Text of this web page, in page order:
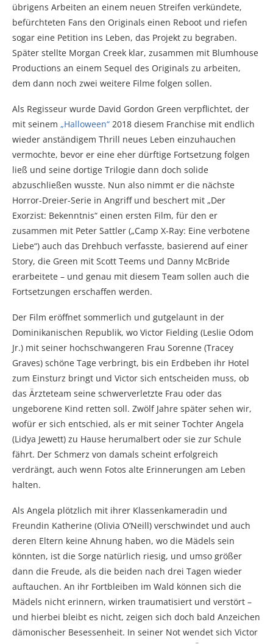
übrigens Arbeiten an einem neuen Streifen verkündete,
befürchteten Fans den Originals einen Reboot und riefen
sogar eine Petition ins Leben, das Projekt zu begraben.
Später stellte Morgan Creek klar, zusammen mit Blumhouse
Productions an einem Sequel des Originals zu arbeiten,
dem dann noch zwei weitere Filme folgen sollen.
Als Regisseur wurde David Gordon Green verpflichtet, der
mit seinem „Halloween“ 2018 diesem Franchise mit endlich
wieder anständigem Thrill neues Leben einzuhauchen
vermochte, bevor er eine eher dürftige Fortsetzung folgen
ließ und seine dortige Trilogie dann doch solide
abzuschließen wusste. Nun also nimmt er die nächste
Horror-Dreier-Serie in Angriff und beschert mit „Der
Exorzist: Bekenntnis“ einen ersten Film, für den er
zusammen mit Peter Sattler („Camp X-Ray: Eine verbotene
Liebe“) auch das Drehbuch verfasste, basierend auf einer
Story, die Green mit Scott Teems und Danny McBride
erarbeitete – und genau mit diesem Team sollen auch die
Fortsetzungen erschaffen werden.
Der Film eröffnet sommerlich und gutgelaunt in der
Dominikanischen Republik, wo Victor Fielding (Leslie Odom
Jr.) mit seiner hochschwangeren Frau Sorenne (Tracey
Graves) schöne Tage verbringt, bis ein Erdbeben ihr Hotel
zum Einsturz bringt und Victor sich entscheiden muss, ob
das Ärzteteam seine schwerverletzte Frau oder das
ungeborene Kind retten soll. Zwölf Jahre später sehen wir,
wofür er sich entschied, als er mit seiner Tochter Angela
(Lidya Jewett) zu Hause herumalbert oder sie zur Schule
fährt. Der Schmerz von damals scheint erfolgreich
verdrängt, auch wenn Fotos alte Erinnerungen am Leben
halten.
Als Angela plötzlich mit ihrer Klassenkameradin und
Freundin Katherine (Olivia O’Neill) verschwindet und auch
deren Eltern keine Ahnung haben, wo die Mädels sein
könnten, ist die Sorge natürlich riesig, und umso größer
dann die Freude, als die beiden nach drei Tagen wieder
auftauchen. An ihr Fortbleiben im Wald können sich die
Mädels nicht erinnern, wirken traumatisiert und verstört –
und hierbei bleibt es nicht, zeigen sich doch bald Anzeichen
dämonischer Besessenheit. In seiner Not wendet sich Victor